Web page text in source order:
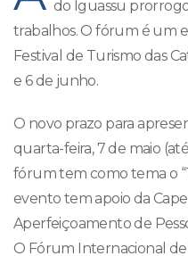
do Iguassu
trabalhos. O fórum é um
Festival de Turismo das
e 6 de junho.
O novo prazo para
quarta-feira, 7 de maio
fórum tem como tema o
evento tem apoio da
Aperfeiçoamento de
O Fórum Internacional